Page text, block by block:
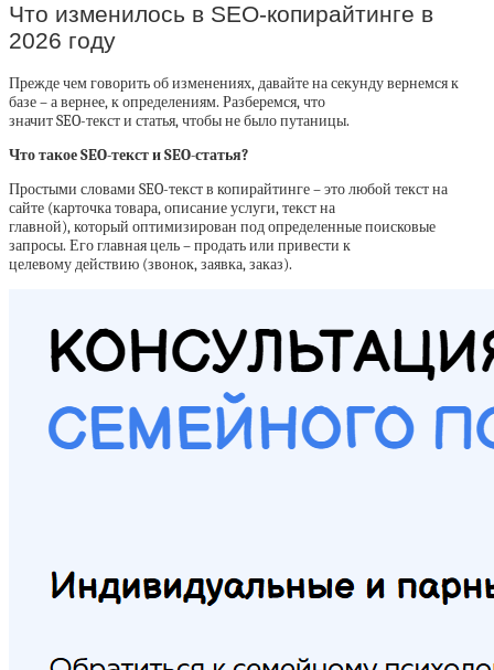
Что изменилось в SEO-копирайтинге в
2026 году
Прежде чем говорить об изменениях, давайте на секунду вернемся к
базе – а вернее, к определениям. Разберемся, что
значит SEO-текст и статья, чтобы не было путаницы.
Что такое SEO-текст и SEO-статья?
Простыми словами SEO-текст в копирайтинге – это любой текст на
сайте (карточка товара, описание услуги, текст на
главной), который оптимизирован под определенные поисковые
запросы. Его главная цель – продать или привести к
целевому действию (звонок, заявка, заказ).